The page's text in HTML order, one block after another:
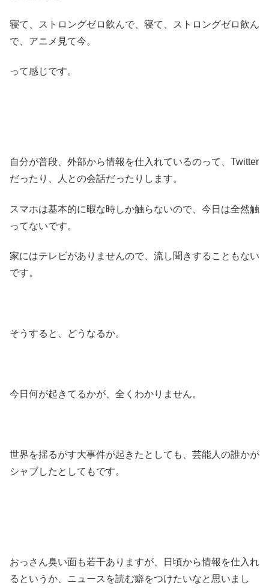
寝て、ストロングゼロ飲んで、寝て、ストロングゼロ飲ん
で、アニメ見て今。
って感じです。
自分が普段、外部から情報を仕入れているのって、Twitter
だったり、人との会話だったりします。
スマホは基本的に暇な時しか触らないので、今日は全然触
ってないです。
家にはテレビがありませんので、流し聞きすることもない
です。
そうすると、どうなるか。
今日何が起きてるかが、全くわかりません。
世界を揺るがす大事件が起きたとしても、芸能人の誰かが
シャブしたとしてもです。
おっさん臭い面も若干ありますが、日頃から情報を仕入れ
るというか、ニュースを読む癖をつけたいなと思いまし